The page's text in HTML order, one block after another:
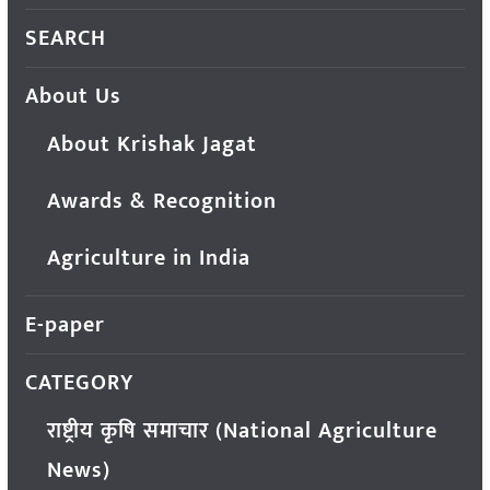
SEARCH
About Us
About Krishak Jagat
Awards & Recognition
Agriculture in India
E-paper
CATEGORY
राष्ट्रीय कृषि समाचार (National Agriculture
News)